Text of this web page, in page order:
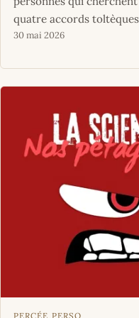
quatre accords
30 mai 2026
PERCÉE PERSO